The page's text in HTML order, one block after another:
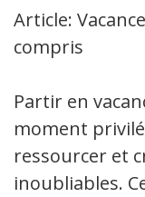
Article:
compris
Partir en
moment
ressourcer et
inoubliables.